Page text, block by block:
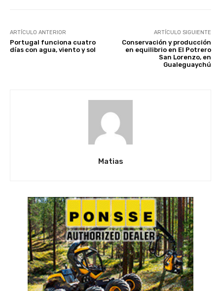
ARTÍCULO ANTERIOR
Portugal funciona cuatro
días con agua, viento y sol
ARTÍCULO SIGUIENTE
Conservación y producción
en equilibrio en El Potrero
San Lorenzo, en
Gualeguaychú
Matias